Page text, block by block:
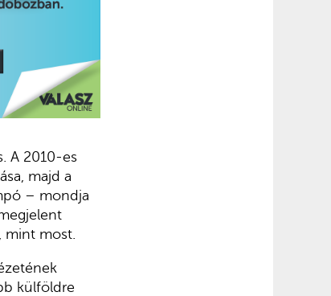
A 2010-es
majd a
– mondja
mint most.
külföldre